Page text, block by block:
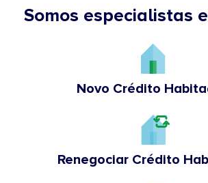
Somos especialistas
Novo Crédito
Renegociar Crédito